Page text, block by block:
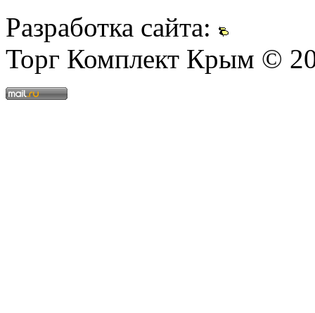
Разработка сайта:
Торг Комплект Крым ©